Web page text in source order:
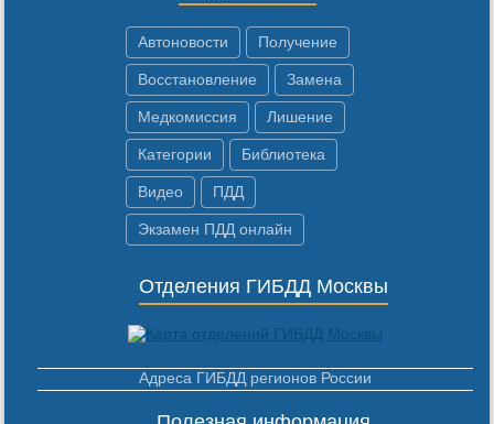
Автоновости Получение
Восстановление Замена
Медкомиссия Лишение
Категории Библиотека
Видео ПДД
Экзамен ПДД онлайн
Отделения ГИБДД Москвы
Адреса ГИБДД регионов России